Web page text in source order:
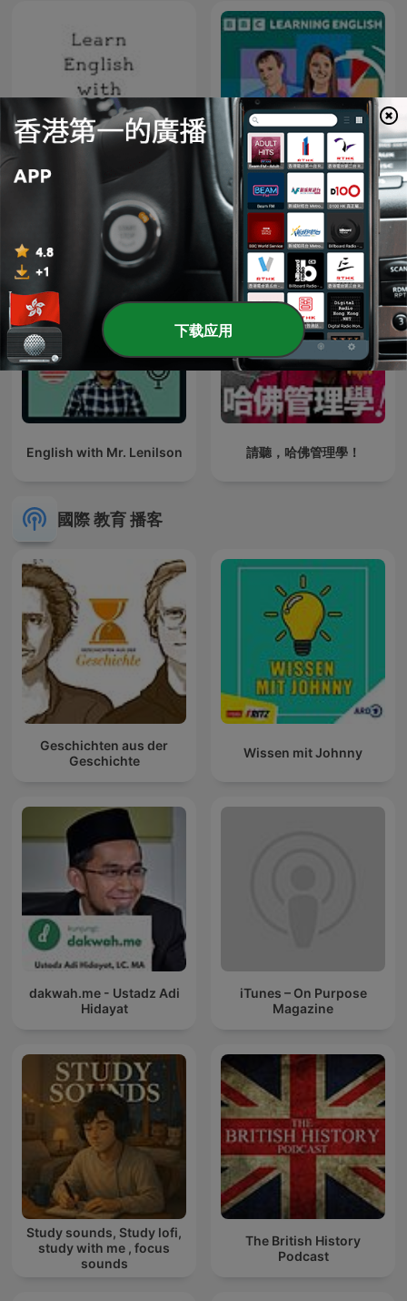
learn-english-podcast –
Learn English with Jane
Austen
6 Minute English
English with Mr. Lenilson 請聽，哈佛管理學！
國際 教育 播客
Geschichten aus der
Geschichte
Wissen mit Johnny
dakwah.me - Ustadz Adi
Hidayat
iTunes – On Purpose
Magazine
Study sounds, Study lofi,
study with me , focus
sounds
The British History
Podcast
下载应用